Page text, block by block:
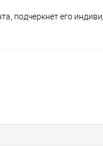
подчеркнет его